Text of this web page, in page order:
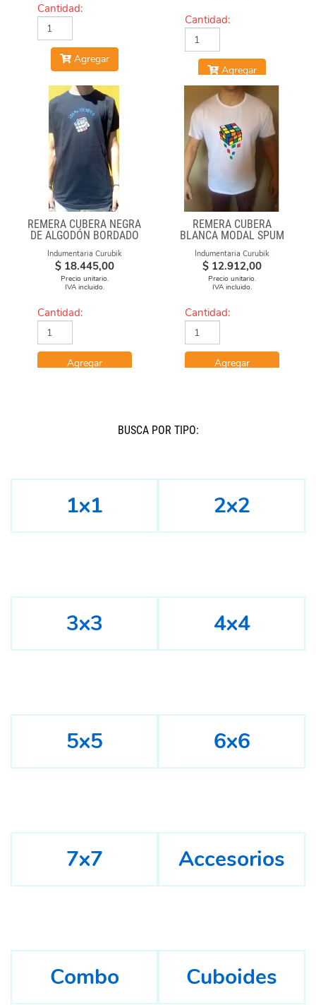
Cantidad:
Agregar
Cantidad:
Agregar
REMERA CUBERA NEGRA
DE ALGODÓN BORDADO
100% CUBERO
Indumentaria Curubik
$ 18.445,00
Precio unitario.
IVA incluido.
Cantidad:
Agregar
REMERA CUBERA
BLANCA MODAL SPUM
Indumentaria Curubik
$ 12.912,00
Precio unitario.
IVA incluido.
Cantidad:
Agregar
BUSCÁ POR TIPO:
1x1 2x2
3x3 4x4
5x5 6x6
7x7 Accesorios
Combo Cuboides